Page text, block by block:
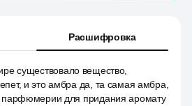
Расшифровка
существовало вещество,
и это амбра да, та самая амбра,
парфюмерии для придания аромату